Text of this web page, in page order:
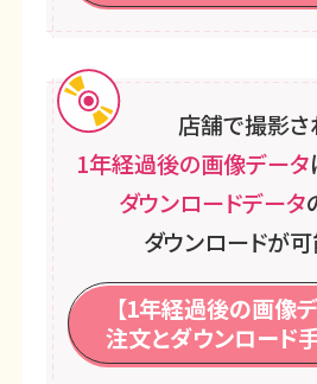
店舗で撮影さ
1年経過後の画像データ
ダウンロードデータ
ダウンロードが可
【1年経過後の画像
注文とダウンロード